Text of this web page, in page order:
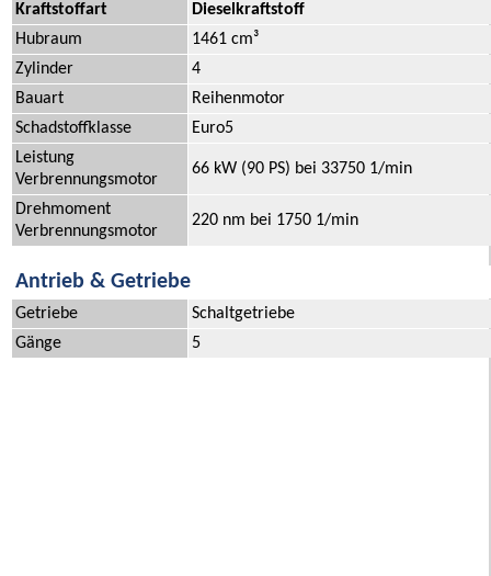
Kraftstoffart
Dieselkraftstoff
Hubraum
1461 cm³
Zylinder
4
Bauart
Reihenmotor
Schadstoffklasse
Euro5
Leistung
Verbrennungsmotor
66 kW (90 PS) bei 33750 1/min
Drehmoment
Verbrennungsmotor
220 nm bei 1750 1/min
Antrieb & Getriebe
Getriebe
Schaltgetriebe
Gänge
5